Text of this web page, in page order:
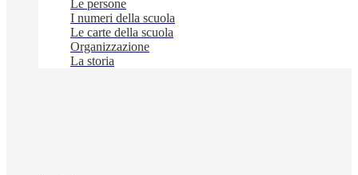
Le persone
I numeri della scuola
Le carte della scuola
Organizzazione
La storia